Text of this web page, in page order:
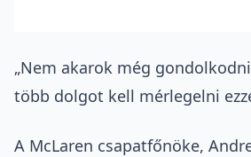
„Nem akarok még
több dolgot kell mérlegelni
A McLaren csapatfőnöke,